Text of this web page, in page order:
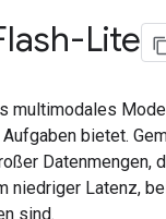
Lite
multimodales
bietet.
Datenmengen,
niedriger Latenz,
sind.